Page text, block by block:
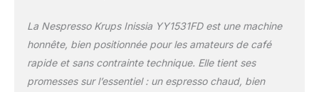
La Nespresso Krups Inissia YY1531FD est une machine
honnête, bien positionnée pour les amateurs de café
rapide et sans contrainte technique. Elle tient ses
promesses sur l’essentiel : un espresso chaud, bien